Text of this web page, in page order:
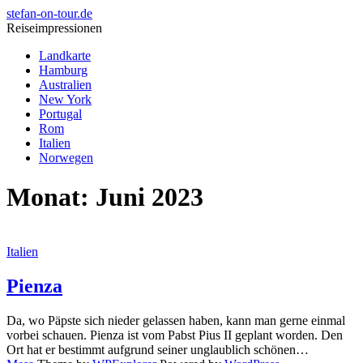
stefan-on-tour.de
Reiseimpressionen
Landkarte
Hamburg
Australien
New York
Portugal
Rom
Italien
Norwegen
Monat: Juni 2023
Italien
Pienza
Da, wo Päpste sich nieder gelassen haben, kann man gerne einmal
vorbei schauen. Pienza ist vom Pabst Pius II geplant worden. Den
Ort hat er bestimmt aufgrund seiner unglaublich schönen…